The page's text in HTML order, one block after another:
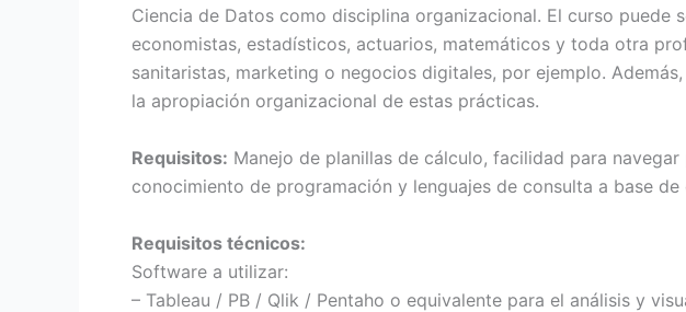
Ciencia de Datos como disciplina organizacional. El curso
economistas, estadísticos, actuarios, matemáticos y toda otra
sanitaristas, marketing o negocios digitales, por ejemplo.
la apropiación organizacional de estas prácticas.
Requisitos: Manejo de planillas de cálculo, facilidad para
conocimiento de programación y lenguajes de consulta a base de
Requisitos técnicos:
Software a utilizar:
– Tableau / PB / Qlik / Pentaho o equivalente para el análisis y